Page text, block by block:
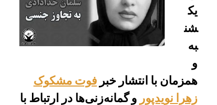
یک
شن
به
و
همزمان با انتشار خبر فوت مشکوک
زهرا نویدپور و گمانه‌زنی‌ها در ارتباط با